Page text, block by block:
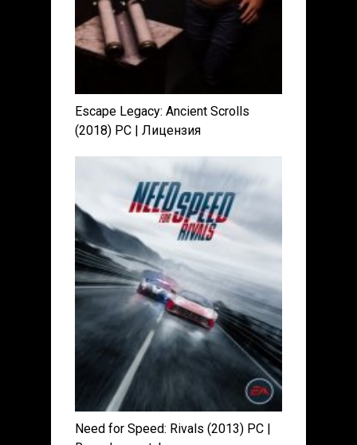
Escape Legacy: Ancient Scrolls
(2018) PC | Лицензия
Need for Speed: Rivals (2013) PC |